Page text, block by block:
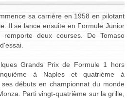
sa carrière en 1958 en pilotant
Il se lance ensuite en Formule Junior
deux courses. De Tomaso
Grands Prix de Formule 1 hors
à Naples et quatrième à
débuts en championnat du monde
Parti vingt-quatrième sur la grille,